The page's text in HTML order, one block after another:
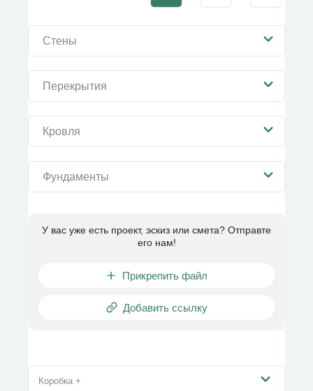
Стены
Перекрытия
Кровля
Фундаменты
У вас уже есть проект, эскиз или смета? Отправте
его нам!
Прикрепить файл
Добавить ссылку
Коробка +